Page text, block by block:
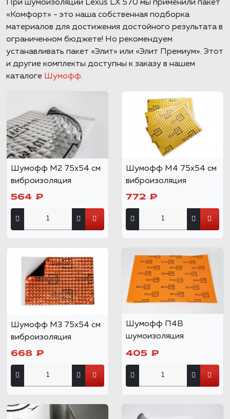
При шумоизоляции Lexus LX 570 мы применили пакет
«Комфорт» - это наша собственная подборка
материалов для достижения достойного результата в
ограниченном бюджете! Но рекомендуем
устанавливать пакет «Элит» или «Элит Премиум». Этот
и другие комплекты доступны к заказу в нашем
каталоге Шумофф.
Шумофф М2 75x54 см
виброизоляция
564 ₽
Шумофф М4 75х54 см
виброизоляция
772 ₽
Шумофф М3 75х54 см
виброизоляция
668 ₽
Шумофф П4В
шумоизоляция
405 ₽